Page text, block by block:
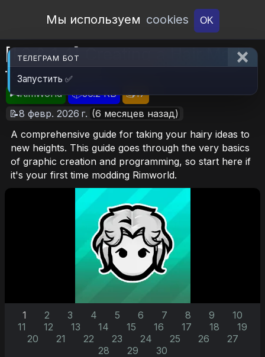
Open Workshop
Мы используем cookies OK
[1.3 & 1.4] Creating a Hair Mod
for RimWorld
🎮RimWorld 📦36.2 KB
📥17
📝8 февр. 2026 г. (6 месяцев назад)
A comprehensive guide for taking your hairy ideas to
new heights. This guide goes through the very basics
of graphic creation and programming, so start here if
it's your first time modding Rimworld.
1 2 3 4 5 6 7 8 9
10
11
12 13 14 15 16 17 18
19
20
21 22 23 24 25 26
27
28
29 30
ТЕЛЕГРАМ БОТ
Запустить ✅